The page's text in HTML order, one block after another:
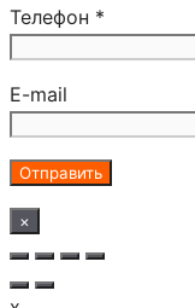
Телефон *
E-mail
×